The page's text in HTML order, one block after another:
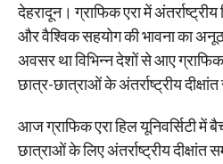
देहरादून। ग्राफिक एरा में अंतर्राष्ट्रीय
और वैश्विक सहयोग की भावना का
अवसर था विभिन्न देशों से आए
छात्र-छात्राओं के अंतर्राष्ट्रीय दीक्षांत
आज ग्राफिक एरा हिल यूनिवर्सिटी में
छात्राओं के लिए अंतर्राष्ट्रीय दीक्षांत